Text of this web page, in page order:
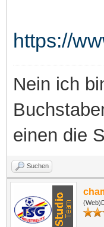
https://
Nein ich
einen die
Suchen